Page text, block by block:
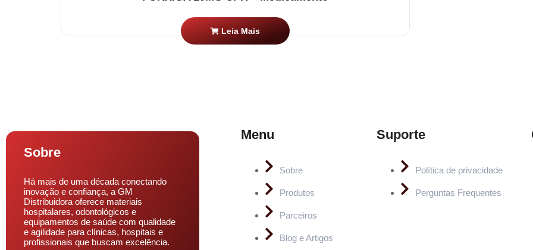
Leia Mais
Sobre
Há mais de uma década conectando
inovação e confiança, a GM
Distribuidora oferece materiais
hospitalares, odontológicos e
equipamentos de saúde com qualidade
e agilidade para clínicas, hospitais e
profissionais que buscam excelência.
Menu
Sobre
Produtos
Parceiros
Blog e Artigos
Suporte
Política de privacidade
Perguntas Frequentes